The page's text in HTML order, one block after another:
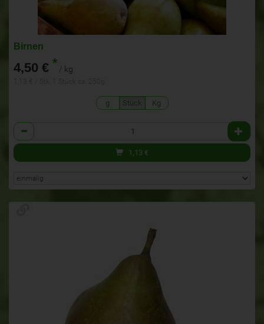
Birnen
4,50 € * / kg
g Stück Kg
Anzahl
1,13 €